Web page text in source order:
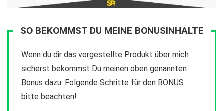
SO BEKOMMST DU MEINE BONUSINHALTE
Wenn du dir das vorgestellte Produkt über mich
sicherst bekommst Du meinen oben genannten
Bonus dazu. Folgende Schritte für den BONUS
bitte beachten!